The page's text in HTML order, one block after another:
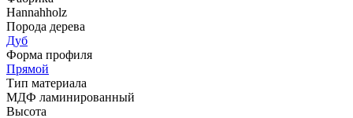
Hannahholz
Порода дерева
Дуб
Форма профиля
Прямой
Тип материала
МДФ ламинированный
Высота